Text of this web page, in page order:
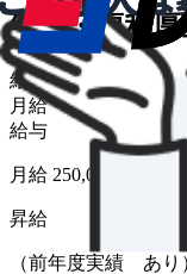
給与・福利厚
給与形態
月給
給与
月給 250,000円〜
昇給
（前年度実績 あり